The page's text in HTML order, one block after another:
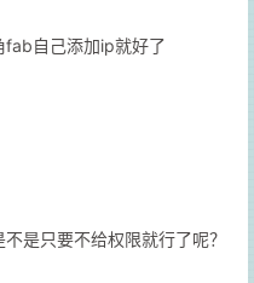
fab自己添加ip就好了
是只要不给权限就行了呢？